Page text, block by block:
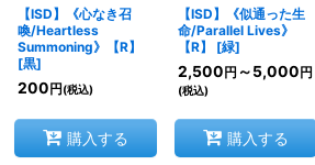
【ISD】《心なき召
喚/Heartless
Summoning》【R】
[黒]
200 円 (税込)
購入する
【ISD】《似通った生
命/Parallel Lives》
【R】
[緑]
2,500 円 ～5,000 円
(税込)
購入する